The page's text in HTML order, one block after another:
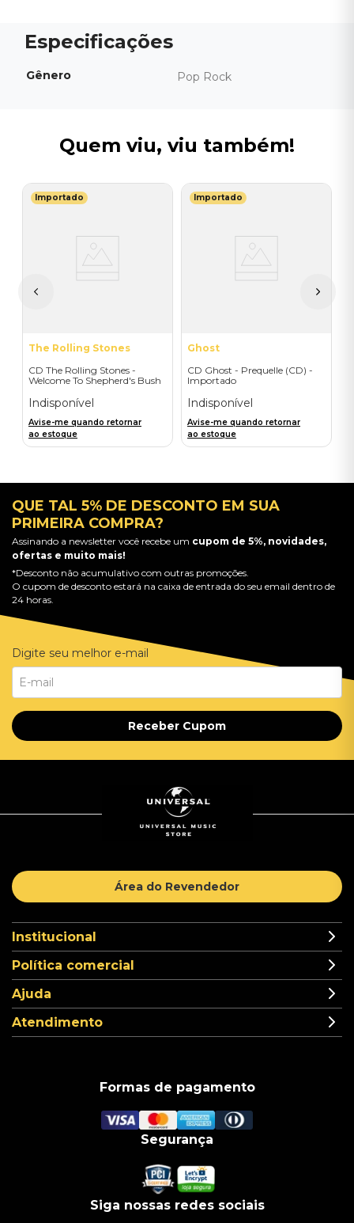
Gênero Pop Rock
Quem viu, viu também!
Importado
The Rolling Stones
CD The Rolling Stones -
Welcome To Shepherd's Bush
Indisponível
Avise-me quando retornar
ao estoque
Importado
Ghost
CD Ghost - Prequelle (CD) -
Importado
Indisponível
Avise-me quando retornar
ao estoque
QUE TAL 5% DE DESCONTO EM SUA
PRIMEIRA COMPRA?
Assinando a newsletter você recebe um cupom de 5%, novidades,
ofertas e muito mais!
*Desconto não acumulativo com outras promoções.
O cupom de desconto estará na caixa de entrada do seu email dentro de
24 horas.
Digite seu melhor e-mail
Receber Cupom
Área do Revendedor
Institucional
Política comercial
Ajuda
Atendimento
Formas de pagamento
Segurança
Siga nossas redes sociais